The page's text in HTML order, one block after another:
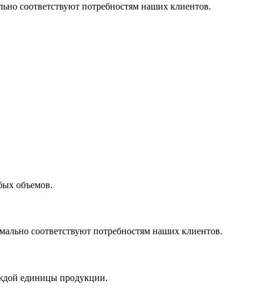
соответствуют потребностям наших клиентов.
объемов.
соответствуют потребностям наших клиентов.
единицы продукции.